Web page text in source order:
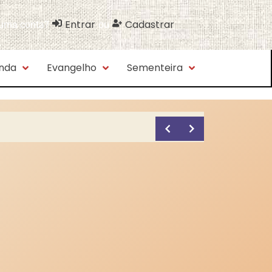
conta? Entrar ou Cadastrar
Evangelho Sementeira